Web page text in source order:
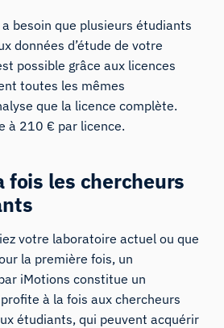
besoin que plusieurs étudiants
données d’étude de votre
possible grâce aux licences
toutes les mêmes
que la licence complète.
à 210 € par licence.
fois les chercheurs
votre laboratoire actuel ou que
la première fois, un
iMotions constitue un
à la fois aux chercheurs
étudiants, qui peuvent acquérir